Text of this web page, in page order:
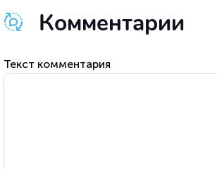
Комментарии
Текст комментария